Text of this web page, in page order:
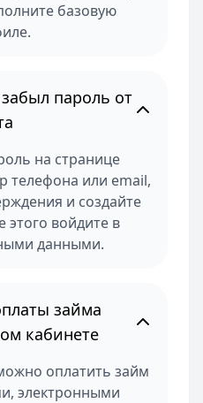
базовую
пароль от
на странице
телефона или email,
и создайте
войдите в
данными.
займа
кабинете
оплатить займ
электронными